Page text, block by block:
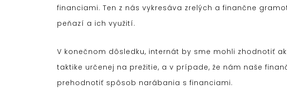
financiami. Ten z nás vykresáva zrelých a finančne
peňazí a ich využití.
V konečnom dôsledku, internát by sme mohli zhodnotiť
taktike určenej na prežitie, a v prípade, že nám naše
prehodnotiť spôsob narábania s financiami.